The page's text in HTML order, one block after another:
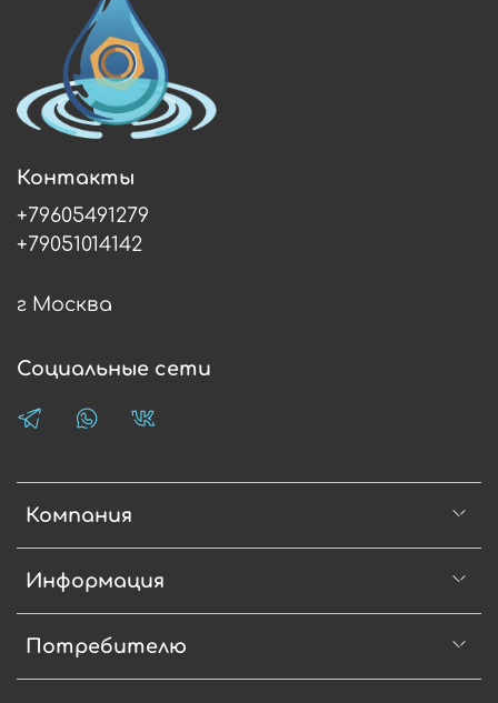
Компания
Информация
Потребителю
Контакты
+79605491279
+79051014142
г Москва
Социальные сети